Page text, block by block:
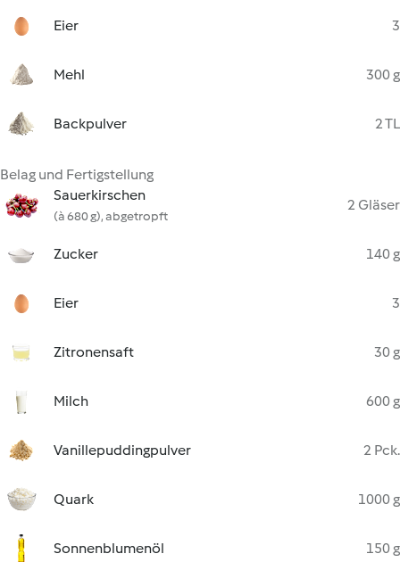
Eier 3
Mehl 300 g
Backpulver 2 TL
Belag und Fertigstellung
Sauerkirschen
(à 680 g), abgetropft
2 Gläser
Zucker 140 g
Eier 3
Zitronensaft 30 g
Milch 600 g
Vanillepuddingpulver 2 Pck.
Quark 1000 g
Sonnenblumenöl
150 g